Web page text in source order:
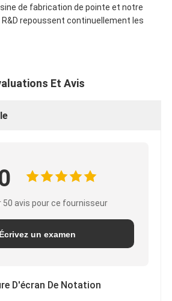
de fabrication de pointe et notre
repoussent continuellement les
Et Avis
50 avis pour ce fournisseur
Écrivez un examen
D'écran De Notation